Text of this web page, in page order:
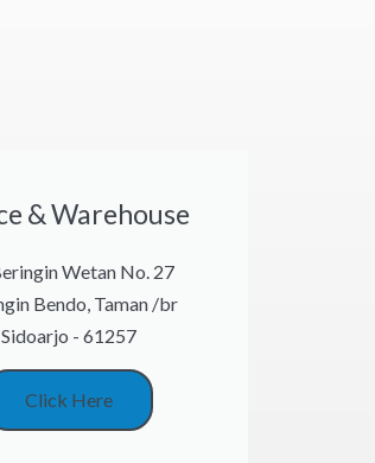
& Warehouse
Wetan No. 27
Bendo, Taman /br
Sidoarjo - 61257
Click Here